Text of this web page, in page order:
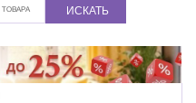
ИСКАТЬ